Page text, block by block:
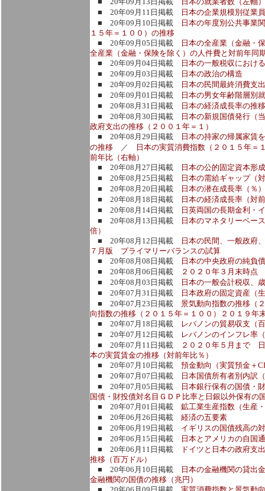
■ 20年09月11日掲載
日本の企業規模別従業
■ 20年09月10日掲載
日本の年度別公共事業
１５年＝１００）の推移
■ 20年09月05日掲載
日本の全産業（金融・
全産業（金融・保険を除く）の人件費と対前年同
■ 20年09月04日掲載
日本の一般税収におけ
■ 20年09月03日掲載
日本の政治の構造
■ 20年09月02日掲載
日本の民間最終消費支
■ 20年09月01日掲載
日本の男女年齢階層別
■ 20年08月31日掲載
日本の経済成長率の推
■ 20年08月30日掲載
日本の新規国債発行（
政府支出の推移（２００１年＝１）
■ 20年08月29日掲載
日本の持家の帰属家賃
の推移 ／
日本の実質消費指数（２０１５年＝
前年比（右軸）
■ 20年08月27日掲載
日本の公的固定資本形
■ 20年08月25日掲載
日本の需給ギャップ（
■ 20年08月20日掲載
日本の潜在成長率（％
■ 20年08月18日掲載
日本の経済成長率（対
■ 20年08月14日掲載
日英両国の長期金利・
■ 20年08月13日掲載
日本のマネタリーベー
倍）
■ 20年08月12日掲載
日本の民間、一般政府
７月版 プライマリーバランスの試算
■ 20年08月08日掲載
日本の中央政府の純負
■ 20年08月06日掲載
２０２０年３月末時点
■ 20年08月03日掲載
日本の一般会計税収、
■ 20年07月31日掲載
日本政府の固定資産（
■ 20年07月23日掲載 景気動向指数の推移（
向指数の推移（２０１５年＝１００）２０１９年
■ 20年07月18日掲載
レバノンの貿易収支（
■ 20年07月12日掲載
レバノンのインフレ率
■ 20年07月11日掲載
２０２０年５月まで
本の実質賃金の推移（対前年比％）
■ 20年07月10日掲載 預金動向（実質預金＋
■ 20年07月07日掲載
日本国債所有者別内訳
■ 20年07月05日掲載
日本銀行保有の国債・
国債・財投債対名目ＧＤＰ比率と日銀以外保有の
■ 20年07月01日掲載 鉱工業生産指数（生産
■ 20年06月26日掲載 経済の五要素
■ 20年06月19日掲載 イギリスの国債残高の
■ 20年06月15日掲載
日本とアメリカの自国
■ 20年06月11日掲載 ドイツと日本の政府支
推移（百万ドル）
■ 20年06月10日掲載
日本の金融機関の貸出
金融機関の国債の推移（兆円）